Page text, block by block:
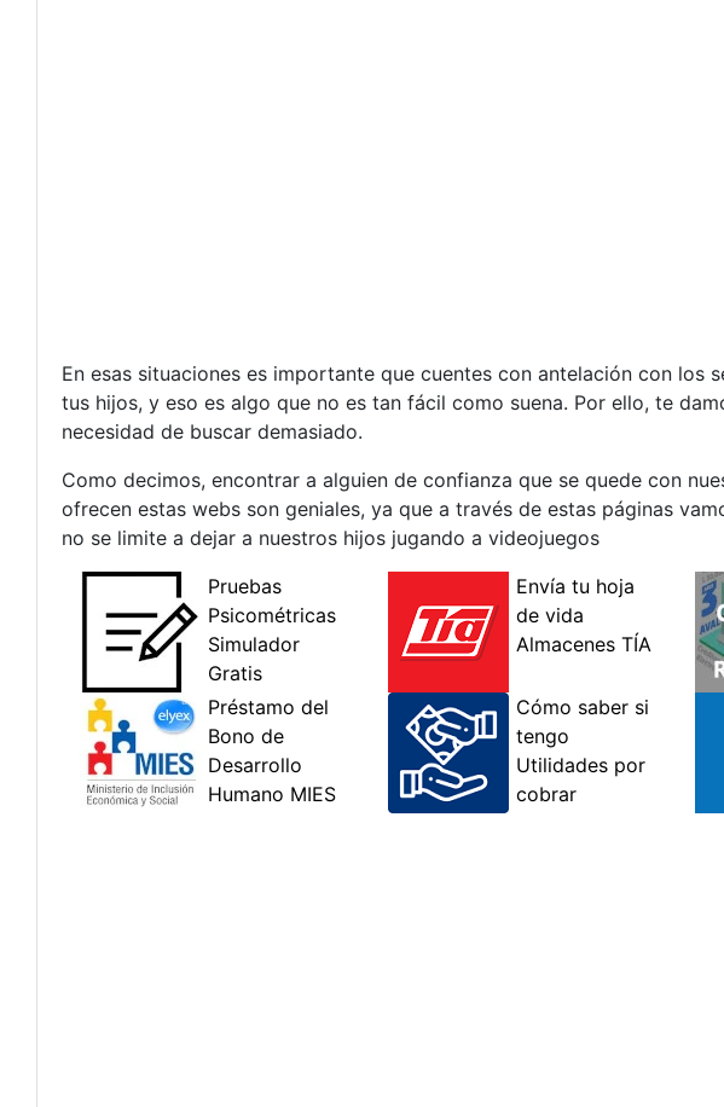
En esas situaciones es importante que cuentes con antelación con los
tus hijos, y eso es algo que no es tan fácil como suena. Por ello, te
necesidad de buscar demasiado.
Como decimos, encontrar a alguien de confianza que se quede con
ofrecen estas webs son geniales, ya que a través de estas páginas
no se limite a dejar a nuestros hijos jugando a videojuegos